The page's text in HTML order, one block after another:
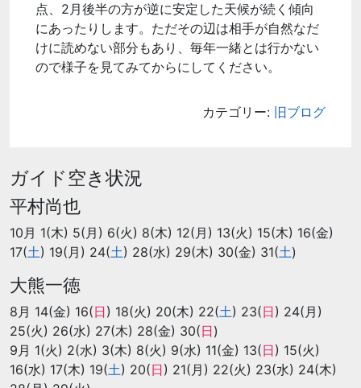
点、2月後半の方が逆に安定した天候が続く傾向
にあったりします。ただその辺は相手が自然なだ
けに読めない部分もあり、毎年一緒とは行かない
ので様子を見てみてからにしてください。
カテゴリー: 旧ブログ
ガイド空き状況
平村尚也
10月 1(木) 5(月) 6(火) 8(木) 12(月) 13(火) 15(木) 16(金)
17(土) 19(月) 24(土) 28(水) 29(木) 30(金) 31(土)
大熊一徳
8月 14(金) 16(日) 18(火) 20(木) 22(土) 23(日) 24(月)
25(火) 26(水) 27(木) 28(金) 30(日)
9月 1(火) 2(水) 3(木) 8(火) 9(水) 11(金) 13(日) 15(火)
16(水) 17(木) 19(土) 20(日) 21(月) 22(火) 23(水) 24(木)